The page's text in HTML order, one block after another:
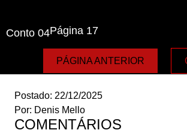
Conto 04Página 17
PÁGINA ANTERIOR
Postado: 22/12/2025
Por: Denis Mello
COMENTÁRIOS